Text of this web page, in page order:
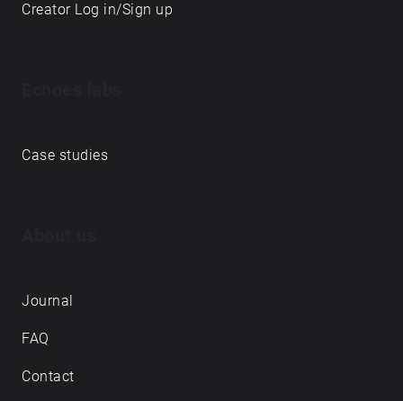
Creator Log in/Sign up
Case studies
Journal
FAQ
Contact